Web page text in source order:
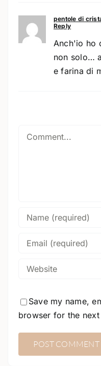
pentole di
Reply
Anch'io ho
non solo…
e farina di
Save my name,
browser for the